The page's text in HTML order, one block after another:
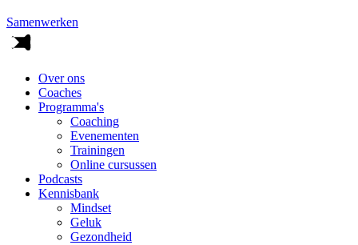
Samenwerken
Over ons
Coaches
Programma's
Coaching
Evenementen
Trainingen
Online cursussen
Podcasts
Kennisbank
Mindset
Geluk
Gezondheid